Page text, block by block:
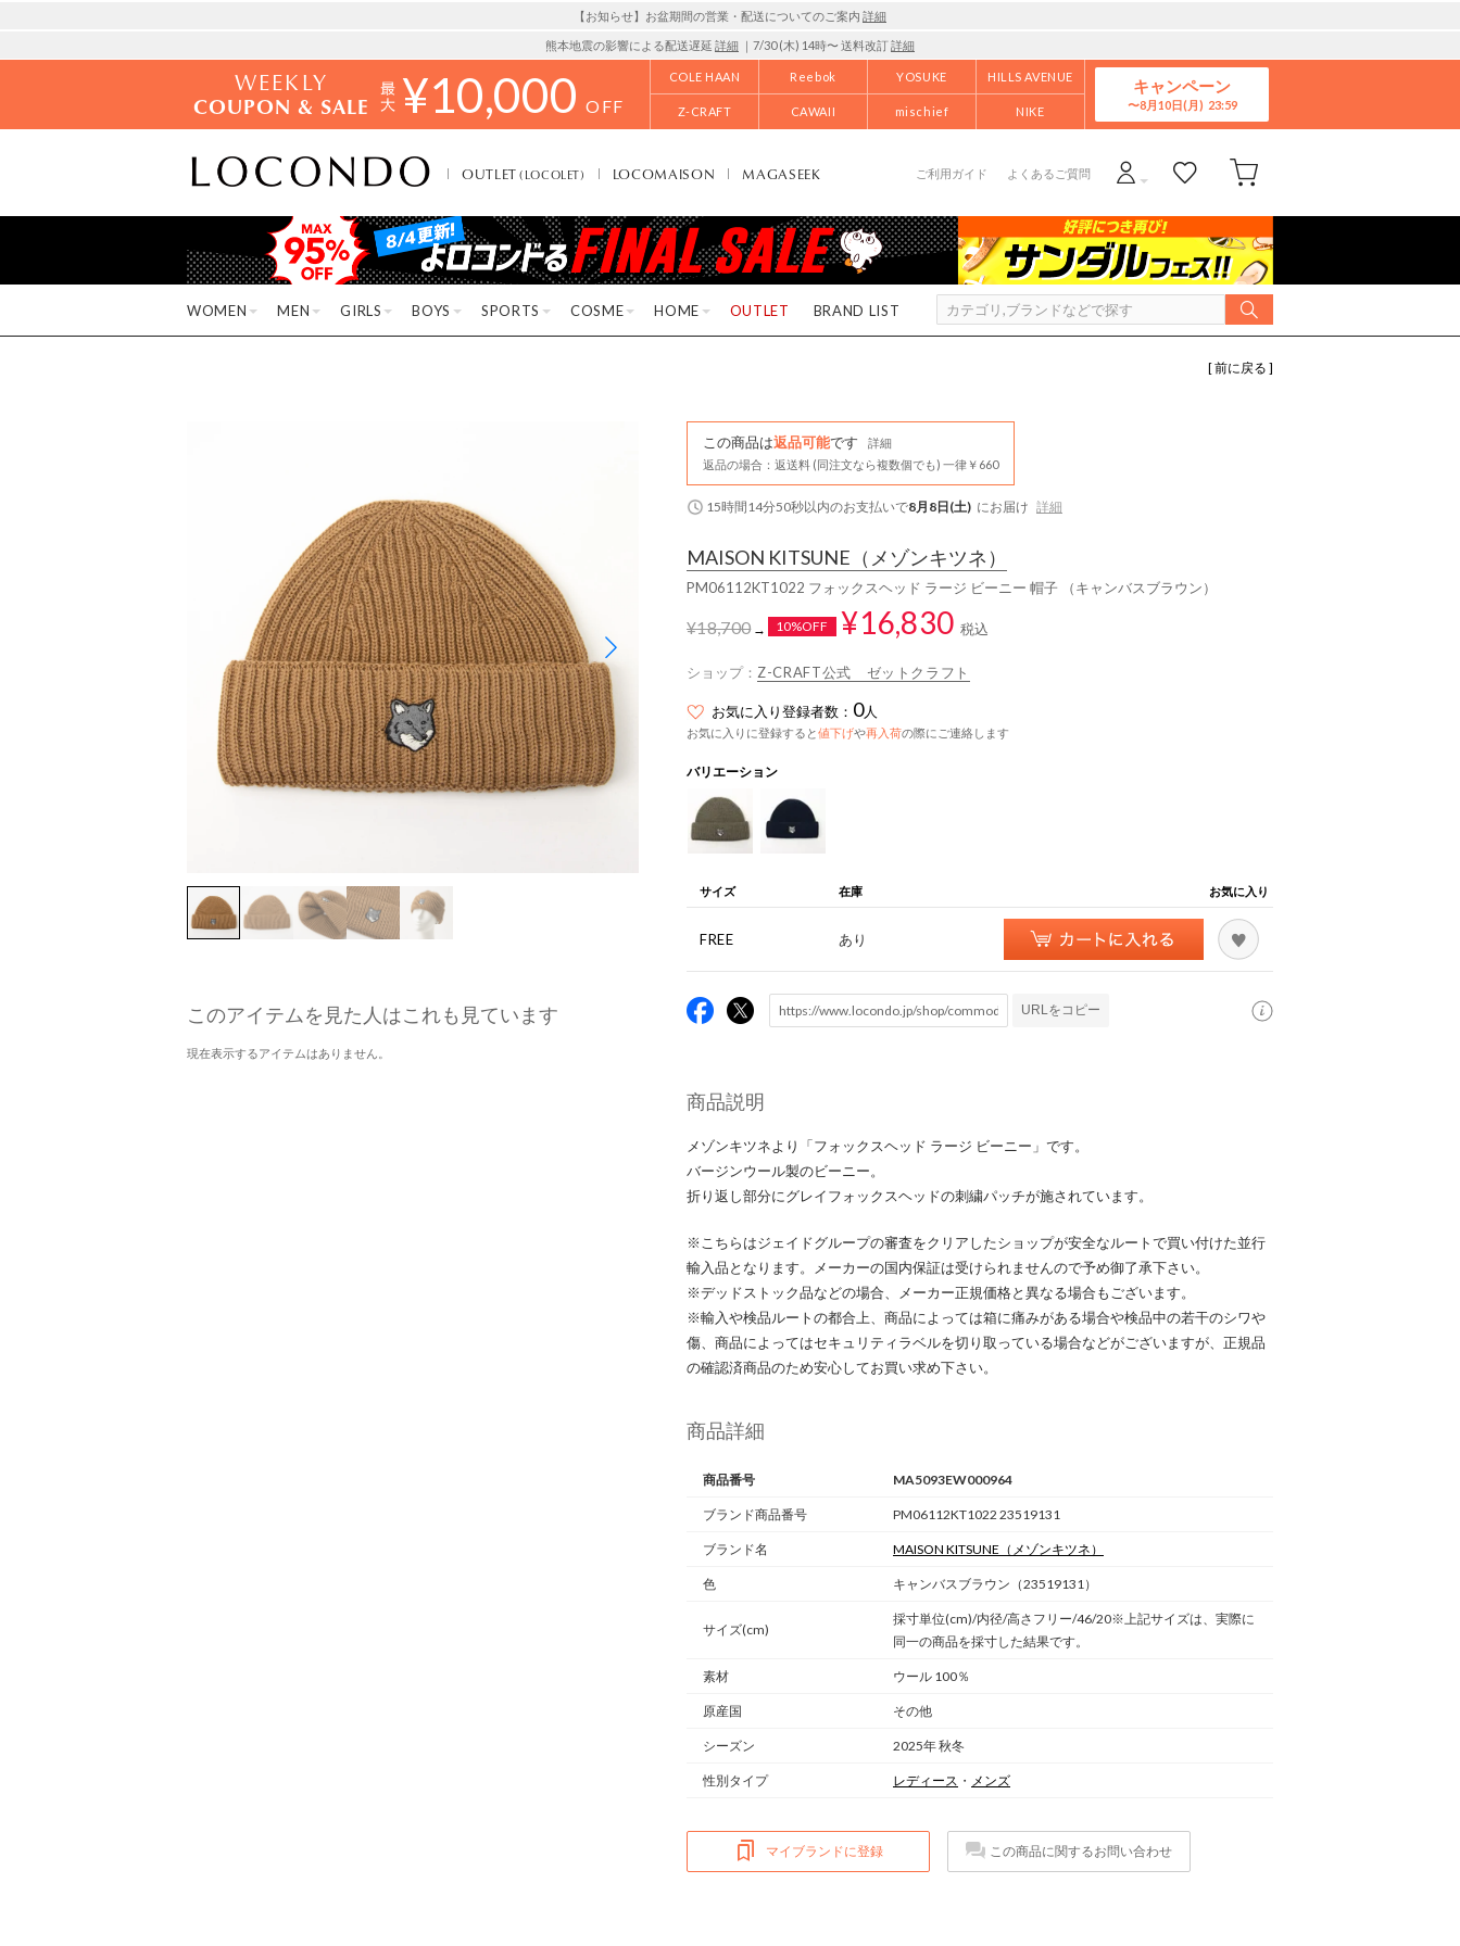
【お知らせ】お盆期間の営業・配送についてのご案内 詳細
熊本地震の影響による配送遅延 詳細 ｜7/30 (木) 14時〜 送料改訂詳細
WEEKLY
COUPON & SALE ¥10,000 OFF
COLE HAAN Reebok YOSUKE HILLS AVENUE
Z-CRAFT CAWAII mischief NIKE
キャンペーン
8月10日(月)
OUTLET(LOCOLET) LOCOMAISON MAGASEEK ご利用ガイド よくあるご質問
WOMEN MEN GIRLS BOYS SPORTS COSME HOME OUTLET BRAND LIST
[ 前に戻る ]
このアイテムを見た人はこれも見ています
現在表示するアイテムはありません。
この商品は返品可能です
詳細
返品の場合：返送料 (同注文なら複数個でも) 一律￥660
15時間14分50秒以内のお支払いで8月8日(土) にお届け 詳細
MAISON KITSUNE （メゾンキツネ）
PM06112KT1022 フォックスヘッド ラージ ビーニー 帽子 （キャンバスブラウン）
¥18,700→ 10%OFF ¥16,830 税込
ショップ： Z-CRAFT公式 ゼットクラフト
お気に入り登録者数： 0人
お気に入りに登録すると値下げや再入荷の際にご連絡します
バリエーション
サイズ 在庫 お気に入り
FREE あり
URLをコピー
商品説明
メゾンキツネより「フォックスヘッド ラージ ビーニー」です。
バージンウール製のビーニー。
折り返し部分にグレイフォックスヘッドの刺繍パッチが施されています。
※こちらはジェイドグループの審査をクリアしたショップが安全なルートで買い付けた並行
輸入品となります。メーカーの国内保証は受けられませんので予め御了承下さい。
※デッドストック品などの場合、メーカー正規価格と異なる場合もございます。
※輸入や検品ルートの都合上、商品によっては箱に痛みがある場合や検品中の若干のシワや
傷、商品によってはセキュリティラベルを切り取っている場合などがございますが、正規品
の確認済商品のため安心してお買い求め下さい。
商品詳細
商品番号 MA5093EW000964
ブランド商品番号 PM06112KT1022 23519131
ブランド名 MAISON KITSUNE （メゾンキツネ）
色 キャンバスブラウン（23519131）
サイズ(cm)
採寸単位(cm)/内径/高さフリー/46/20※上記サイズは、実際に
同一の商品を採寸した結果です。
素材 ウール 100％
原産国 その他
シーズン 2025年 秋冬
性別タイプ レディース ・ メンズ
マイブランドに登録 この商品に関するお問い合わせ